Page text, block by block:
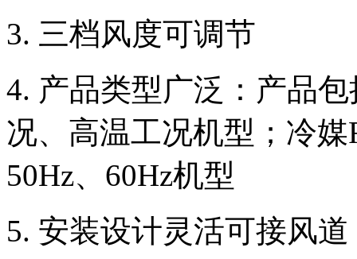
3. 三档风度可调节
4. 产品类型广泛：产品
况、高温工况机型；冷媒
50Hz、60Hz机型
5. 安装设计灵活可接风道